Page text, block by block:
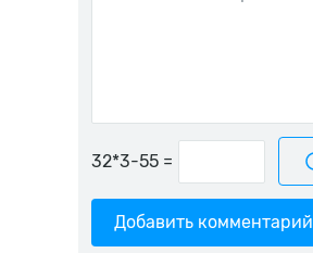
=
Добавить комментарий